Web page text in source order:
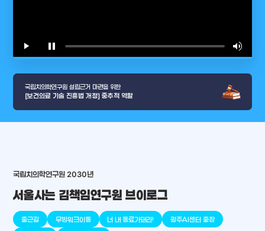
충청남도place
천안
place
세종
place
판교
place
오송
place
대덕
place
원주
play_arrow pause volume_up
국립치의학연구원 설립근거 마련을 위한
[보건의료 기술 진흥법 개정] 중추적 역할
국립치의학연구원 2030년
서울사는 김책임연구원 브이로그
출근길 무빙워크이동 너 내 동료가돼라! 광주AI센터 출장